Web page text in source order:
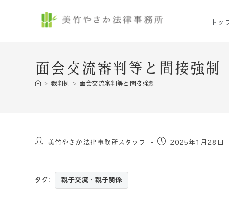
トッ
面会交流審判等と間接強制
> 裁判例 > 面会交流審判等と間接強制
美竹やさか法律事務所スタッフ 2025年1月28日
タグ : 親子交流・親子関係